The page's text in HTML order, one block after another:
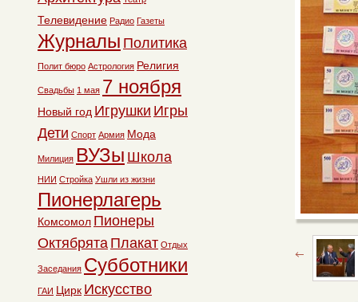
Телевидение Радио Газеты
Журналы Политика
Полит бюро Астрология Религия
Свадьбы 1 мая 7 ноября
Новый год Игрушки Игры
Дети Спорт Армия Мода
Милиция ВУЗы Школа
НИИ Стройка Ушли из жизни
Пионерлагерь
Комсомол Пионеры
Октябрята Плакат Отдых
Заседания Субботники
ГАИ Цирк Искусство